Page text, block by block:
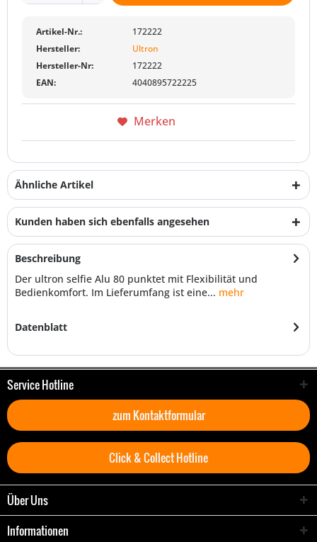
Artikel-Nr.:
172222
Hersteller:
Ultron
Hersteller-Nr:
172222
EAN:
4040895722225
Merken
Ähnliche Artikel
Kunden haben sich ebenfalls angesehen
Beschreibung
Der ultron selfie Alu 80 punktet mit Flexibilität und
Bedienkomfort. Im Lieferumfang ist eine... mehr
Datenblatt
Service Hotline
zum Kontaktformular
Click & Collect Hotline
Über Uns
Informationen